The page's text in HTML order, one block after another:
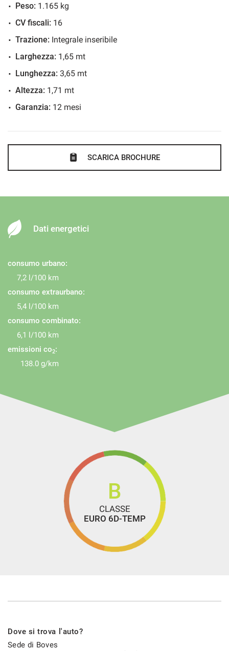
Peso: 1.165 kg
CV fiscali: 16
Trazione: Integrale inseribile
Larghezza: 1,65 mt
Lunghezza: 3,65 mt
Altezza: 1,71 mt
Garanzia: 12 mesi
SCARICA BROCHURE
Dati energetici
consumo urbano:
7,2 l/100 km
consumo extraurbano:
5,4 l/100 km
consumo combinato:
6,1 l/100 km
emissioni co2:
138.0 g/km
B
CLASSE
EURO 6D-TEMP
Dove si trova l'auto?
Sede di Boves